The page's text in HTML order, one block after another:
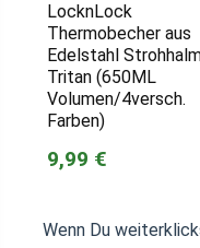
LocknLock
Thermobecher aus
Edelstahl
Tritan (650ML
Volumen/4versch.
Farben)
9,99 €
Wenn Du